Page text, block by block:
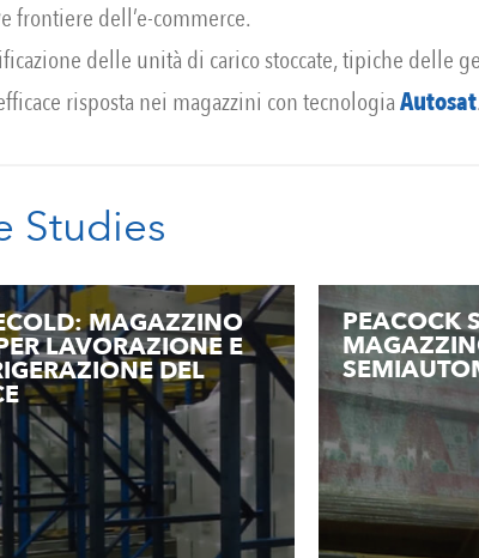
frontiere dell’e-commerce.
delle unità di carico stoccate, tipiche delle
risposta nei magazzini con tecnologiaAutosat.
Studies
MAGAZZINO
LAVORAZIONE E
DEL
PEACOCK